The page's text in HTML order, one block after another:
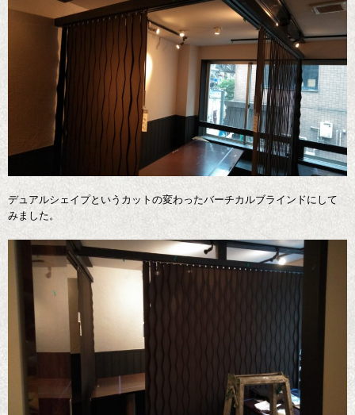
デュアルシェイプというカットの変わったバーチカルブラインドにして
みました。